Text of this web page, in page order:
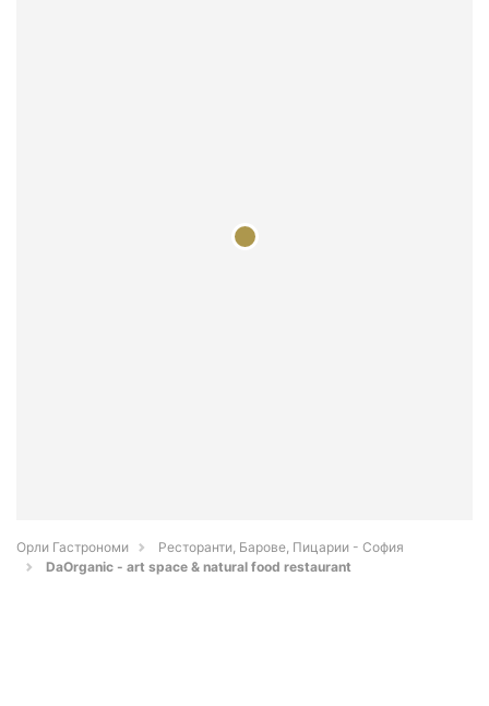
Орли Гастрономи
Ресторанти, Барове, Пицарии - София
DaOrganic - art space & natural food restaurant